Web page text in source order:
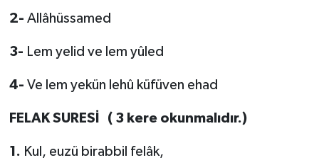
2- Allâhüssamed
3- Lem yelid ve lem yûled
4- Ve lem yekün lehû küfüven ehad
FELAK SURESİ ( 3 kere okunmalıdır.)
1. Kul, euzü birabbil felâk,